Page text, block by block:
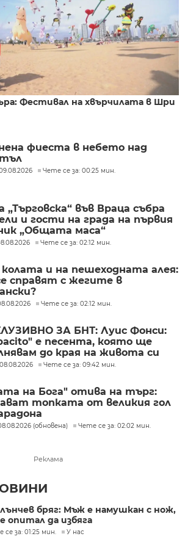
Фестивал на хвърчилата в Шри
фиеста в небето над
Чете се за: 00:25 мин.
„Търговска“ във Враца събра
и гости на града на първия
„Общата маса“
Чете се за: 02:12 мин.
колата и на пешеходната алея:
справят с жегите в
Чете се за: 02:12 мин.
ЗА БНТ: Луис Фонси:
е песента, която ще
до края на живота си
Чете се за: 09:42 мин.
на Бога" отива на търг:
топката от великия гол
(обновена) Чете се за: 02:02 мин.
Реклама
бряг: Мъж е намушкан с нож,
опитал да избяга
се за: 01:25 мин. У нас